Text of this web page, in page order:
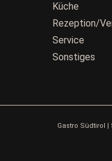
Küche
Rezeption/
Service
Sonstiges
Gastro Südtirol |